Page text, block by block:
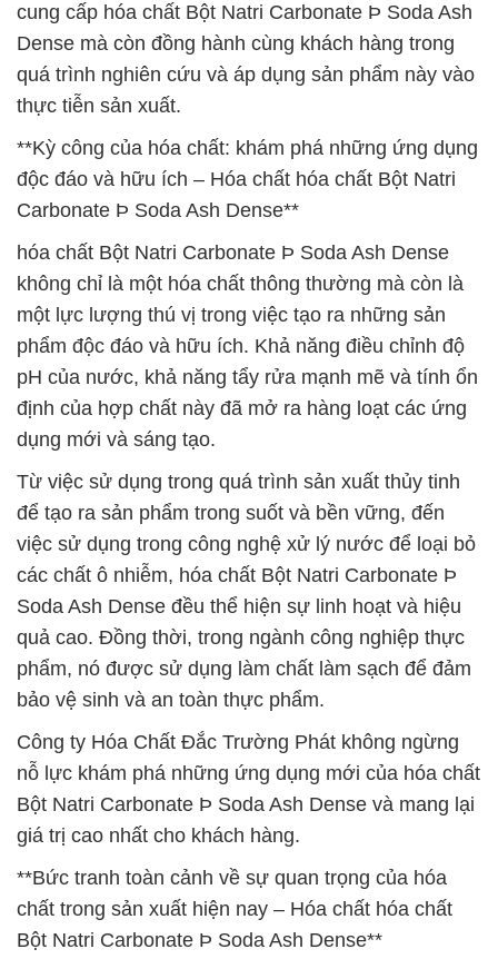
cung cấp hóa chất Bột Natri Carbonate Þ Soda Ash
Dense mà còn đồng hành cùng khách hàng trong
quá trình nghiên cứu và áp dụng sản phẩm này vào
thực tiễn sản xuất.
**Kỳ công của hóa chất: khám phá những ứng dụng
độc đáo và hữu ích – Hóa chất hóa chất Bột Natri
Carbonate Þ Soda Ash Dense**
hóa chất Bột Natri Carbonate Þ Soda Ash Dense
không chỉ là một hóa chất thông thường mà còn là
một lực lượng thú vị trong việc tạo ra những sản
phẩm độc đáo và hữu ích. Khả năng điều chỉnh độ
pH của nước, khả năng tẩy rửa mạnh mẽ và tính ổn
định của hợp chất này đã mở ra hàng loạt các ứng
dụng mới và sáng tạo.
Từ việc sử dụng trong quá trình sản xuất thủy tinh
để tạo ra sản phẩm trong suốt và bền vững, đến
việc sử dụng trong công nghệ xử lý nước để loại bỏ
các chất ô nhiễm, hóa chất Bột Natri Carbonate Þ
Soda Ash Dense đều thể hiện sự linh hoạt và hiệu
quả cao. Đồng thời, trong ngành công nghiệp thực
phẩm, nó được sử dụng làm chất làm sạch để đảm
bảo vệ sinh và an toàn thực phẩm.
Công ty Hóa Chất Đắc Trường Phát không ngừng
nỗ lực khám phá những ứng dụng mới của hóa chất
Bột Natri Carbonate Þ Soda Ash Dense và mang lại
giá trị cao nhất cho khách hàng.
**Bức tranh toàn cảnh về sự quan trọng của hóa
chất trong sản xuất hiện nay – Hóa chất hóa chất
Bột Natri Carbonate Þ Soda Ash Dense**